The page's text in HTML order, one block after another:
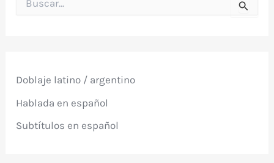
o
:
Doblaje latino / argentino
Hablada en español
Subtítulos en español